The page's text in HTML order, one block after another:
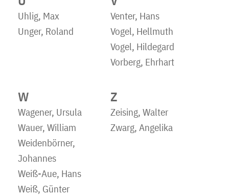
Uhlig, Max
Unger, Roland
Venter, Hans
Vogel, Hellmuth
Vogel, Hildegard
Vorberg, Ehrhart
W
Wagener, Ursula
Wauer, William
Weidenbörner,
Johannes
Weiß-Aue, Hans
Weiß, Günter
Z
Zeising, Walter
Zwarg, Angelika